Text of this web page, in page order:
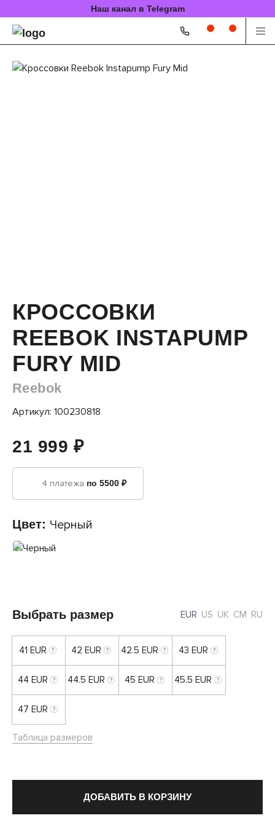
Наш канал в Telegram
КРОССОВКИ
REEBOK INSTAPUMP
FURY MID
Reebok
Артикул: 100230818
21 999 ₽
4 платежа по 5500 ₽
Цвет: Черный
Выбрать размер EUR US UK CM RU
41 EUR 42 EUR 42.5 EUR 43 EUR
44 EUR 44.5 EUR 45 EUR 45.5 EUR
47 EUR
Таблица размеров
ДОБАВИТЬ В КОРЗИНУ